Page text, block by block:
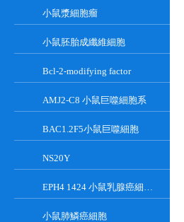
小鼠漿細胞瘤
小鼠胚胎成纖維細胞
Bcl-2-modifying factor
AMJ2-C8 小鼠巨噬細胞系
BAC1.2F5小鼠巨噬細胞
NS20Y
EPH4 1424 小鼠乳腺癌細胞系
小鼠肺鱗癌細胞